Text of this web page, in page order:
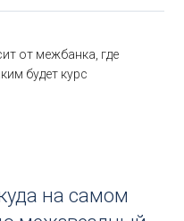
от межбанка, где
будет курс
на самом